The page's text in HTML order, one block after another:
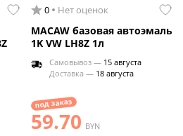
0 Нет оценок
MACAW базовая автоэмаль
1K VW LH8Z 1л
Самовывоз — 15 августа
Доставка — 18 августа
под заказ
59.70 BYN